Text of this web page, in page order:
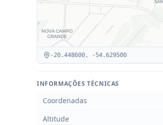
-20.448600, -54.629500
INFORMAÇÕES TÉCNICAS
Coordenadas
Altitude